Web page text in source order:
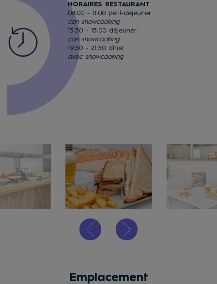
HORAIRES RESTAURANT
08:00 - 11:00 petit-déjeuner
con showcooking
13:30 - 15:00 déjeuner
con showcooking
19:30 - 21:30 dîner
avec showcooking
Emplacement